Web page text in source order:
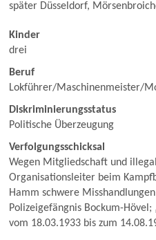
später Düsseldorf,
Kinder
drei
Beruf
Lokführer/Maschinenmeister/
Diskriminierungsstatus
Politische Überzeugung
Verfolgungsschicksal
Wegen Mitgliedschaft und
Organisationsleiter beim
Hamm schwere
Polizeigefängnis Bockum-
vom 18.03.1933 bis zum